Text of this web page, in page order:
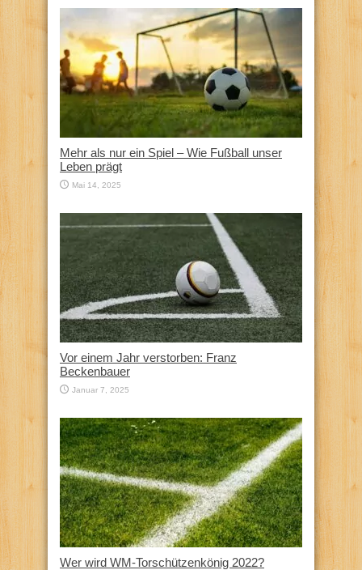
Mehr als nur ein Spiel – Wie Fußball unser
Leben prägt
Mai 14, 2025
Vor einem Jahr verstorben: Franz
Beckenbauer
Januar 7, 2025
Wer wird WM-Torschützenkönig 2022?